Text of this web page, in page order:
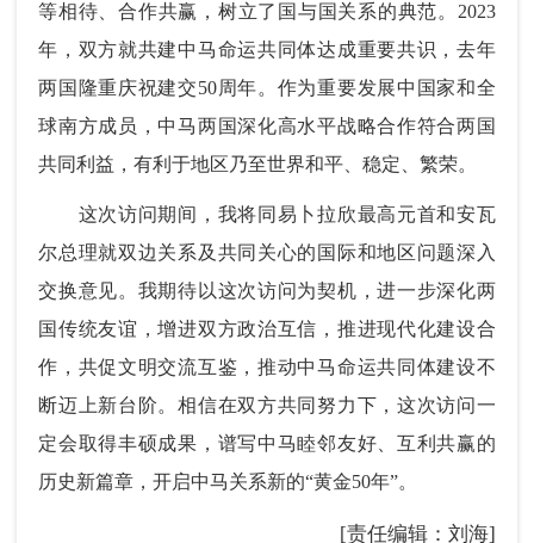
等相待、合作共赢，树立了国与国关系的典范。2023
年，双方就共建中马命运共同体达成重要共识，去年
两国隆重庆祝建交50周年。作为重要发展中国家和全
球南方成员，中马两国深化高水平战略合作符合两国
共同利益，有利于地区乃至世界和平、稳定、繁荣。
这次访问期间，我将同易卜拉欣最高元首和安瓦
尔总理就双边关系及共同关心的国际和地区问题深入
交换意见。我期待以这次访问为契机，进一步深化两
国传统友谊，增进双方政治互信，推进现代化建设合
作，共促文明交流互鉴，推动中马命运共同体建设不
断迈上新台阶。相信在双方共同努力下，这次访问一
定会取得丰硕成果，谱写中马睦邻友好、互利共赢的
历史新篇章，开启中马关系新的“黄金50年”。
[责任编辑：刘海]